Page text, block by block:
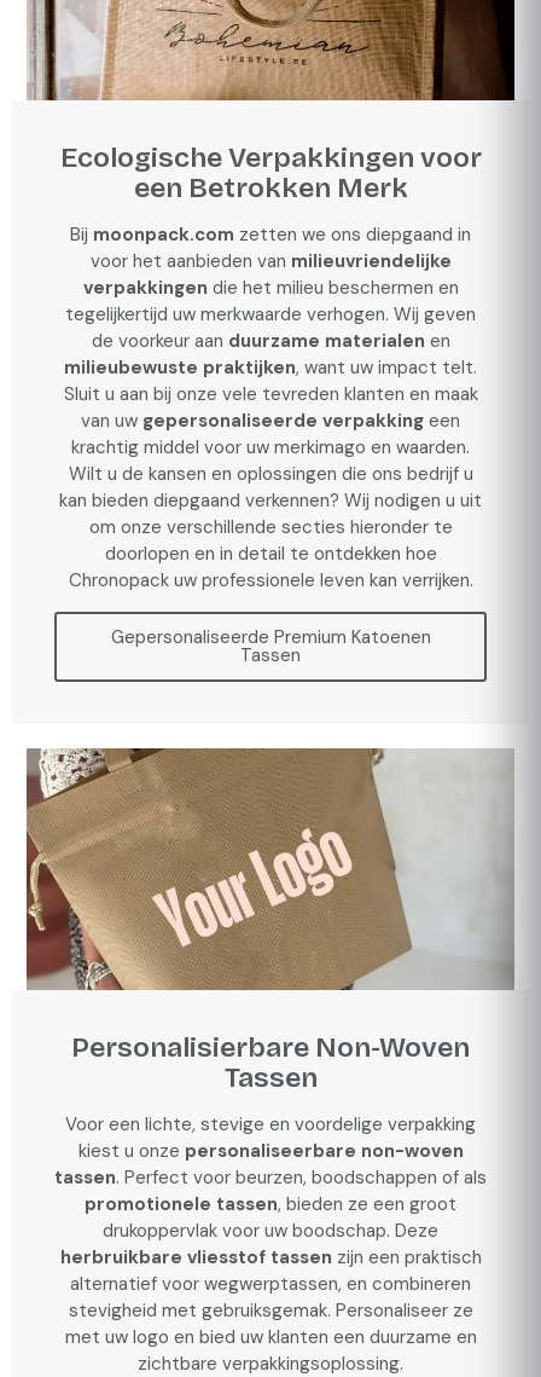
Ecologische Verpakkingen voor
een Betrokken Merk
Bij moonpack.com zetten we ons diepgaand in
voor het aanbieden van milieuvriendelijke
verpakkingen die het milieu beschermen en
tegelijkertijd uw merkwaarde verhogen. Wij geven
de voorkeur aan duurzame materialen en
milieubewuste praktijken, want uw impact telt.
Sluit u aan bij onze vele tevreden klanten en maak
van uw gepersonaliseerde verpakking een
krachtig middel voor uw merkimago en waarden.
Wilt u de kansen en oplossingen die ons bedrijf u
kan bieden diepgaand verkennen? Wij nodigen u uit
om onze verschillende secties hieronder te
doorlopen en in detail te ontdekken hoe
Chronopack uw professionele leven kan verrijken.
Gepersonaliseerde Premium Katoenen
Tassen
Personalisierbare Non-Woven
Tassen
Voor een lichte, stevige en voordelige verpakking
kiest u onze personaliseerbare non-woven
tassen. Perfect voor beurzen, boodschappen of als
promotionele tassen, bieden ze een groot
drukoppervlak voor uw boodschap. Deze
herbruikbare vliesstof tassen zijn een praktisch
alternatief voor wegwerptassen, en combineren
stevigheid met gebruiksgemak. Personaliseer ze
met uw logo en bied uw klanten een duurzame en
zichtbare verpakkingsoplossing.